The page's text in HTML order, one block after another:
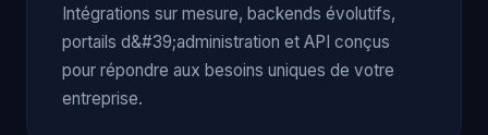
Intégrations sur mesure, backends évolutifs,
portails d&#39;administration et API conçus
pour répondre aux besoins uniques de votre
entreprise.